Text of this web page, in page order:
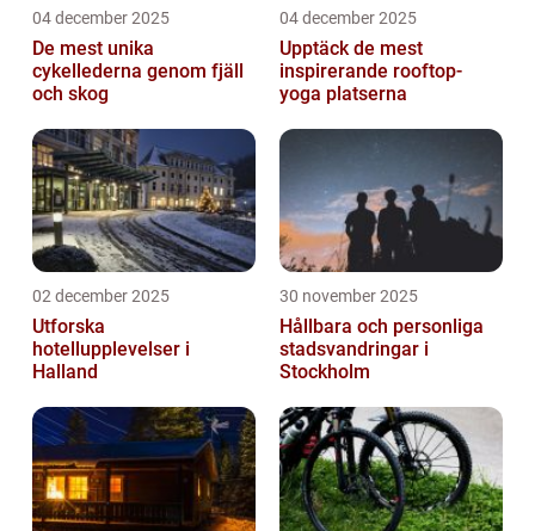
04 december 2025
De mest unika
cykellederna genom fjäll
och skog
04 december 2025
Upptäck de mest
inspirerande rooftop-
yoga platserna
02 december 2025
Utforska
hotellupplevelser i
Halland
30 november 2025
Hållbara och personliga
stadsvandringar i
Stockholm